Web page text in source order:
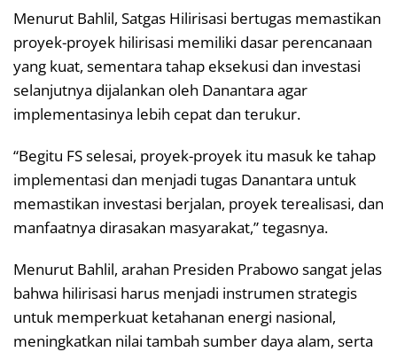
Menurut Bahlil, Satgas Hilirisasi bertugas memastikan
proyek-proyek hilirisasi memiliki dasar perencanaan
yang kuat, sementara tahap eksekusi dan investasi
selanjutnya dijalankan oleh Danantara agar
implementasinya lebih cepat dan terukur.
“Begitu FS selesai, proyek-proyek itu masuk ke tahap
implementasi dan menjadi tugas Danantara untuk
memastikan investasi berjalan, proyek terealisasi, dan
manfaatnya dirasakan masyarakat,” tegasnya.
Menurut Bahlil, arahan Presiden Prabowo sangat jelas
bahwa hilirisasi harus menjadi instrumen strategis
untuk memperkuat ketahanan energi nasional,
meningkatkan nilai tambah sumber daya alam, serta